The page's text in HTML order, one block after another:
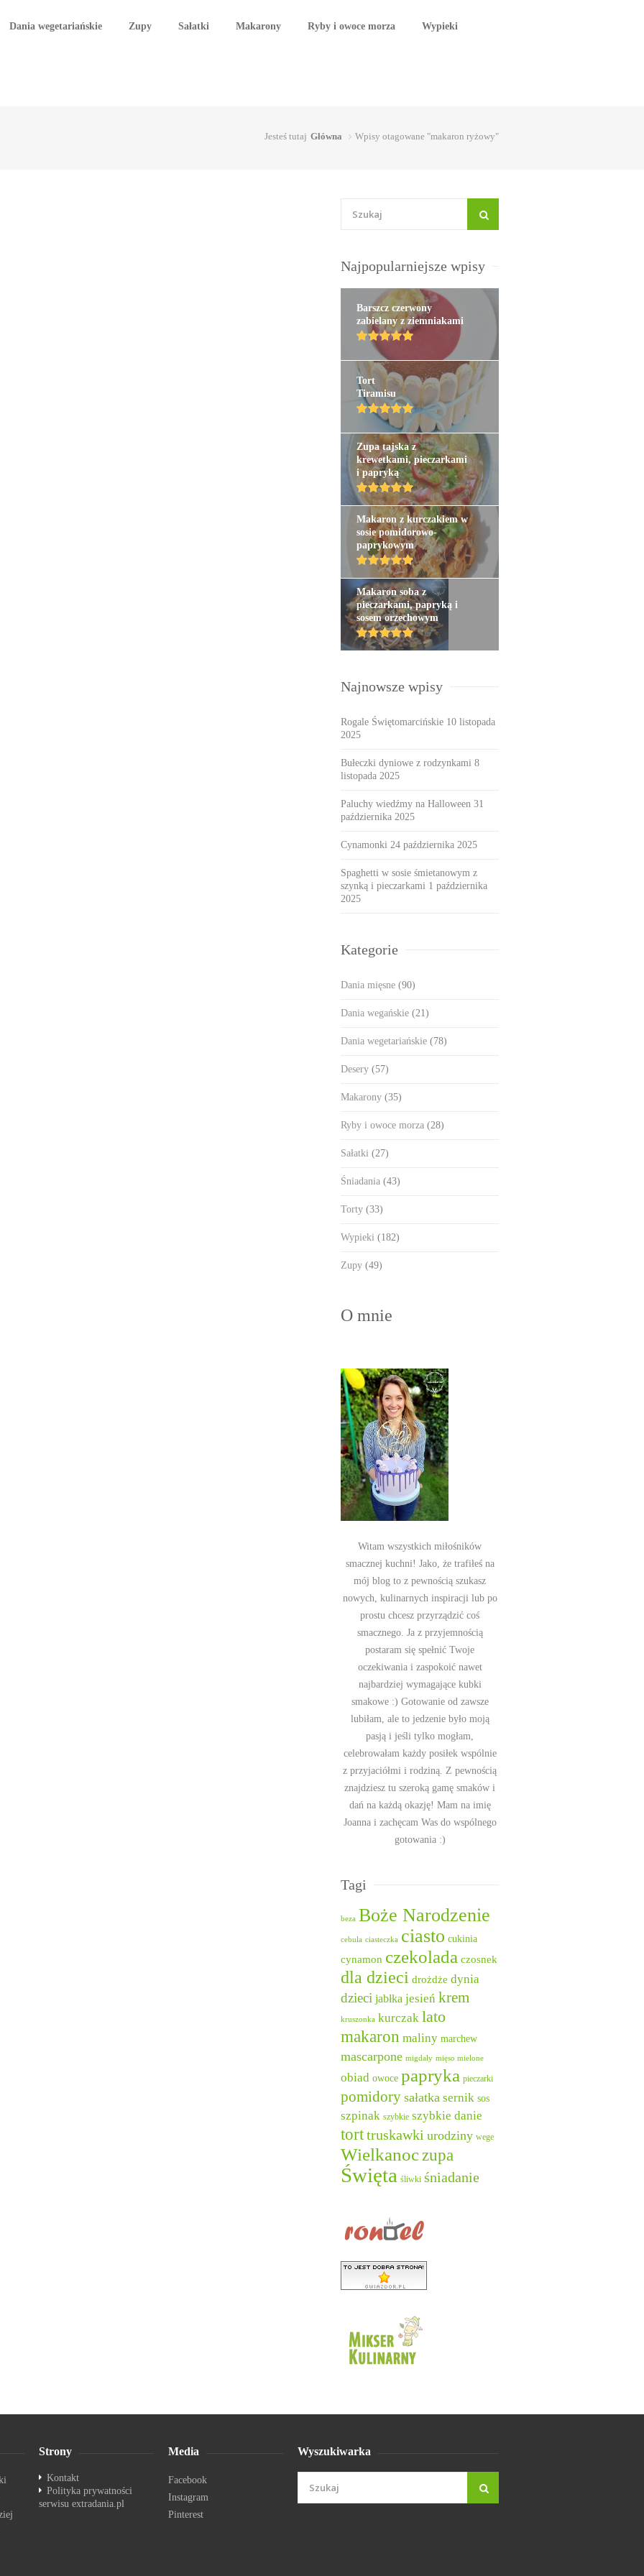
Dania wegetariańskie Zupy Sałatki Makarony Ryby i owoce morza Wypieki
Jesteś tutaj Główna Wpisy otagowane "makaron ryżowy"
Najpopularniejsze wpisy
Barszcz czerwony
zabielany z ziemniakami
Tort
Tiramisu
Zupa tajska z
krewetkami, pieczarkami
i papryką
Makaron z kurczakiem w
sosie pomidorowo-
paprykowym
Makaron soba z
pieczarkami, papryką i
sosem orzechowym
Najnowsze wpisy
Rogale Świętomarcińskie 10 listopada
2025
Bułeczki dyniowe z rodzynkami 8
listopada 2025
Paluchy wiedźmy na Halloween 31
października 2025
Cynamonki 24 października 2025
Spaghetti w sosie śmietanowym z
szynką i pieczarkami 1 października
2025
Kategorie
Dania mięsne (90)
Dania wegańskie (21)
Dania wegetariańskie (78)
Desery (57)
Makarony (35)
Ryby i owoce morza (28)
Sałatki (27)
Śniadania (43)
Torty (33)
Wypieki (182)
Zupy (49)
O mnie
Witam wszystkich miłośników
smacznej kuchni! Jako, że trafiłeś na
mój blog to z pewnością szukasz
nowych, kulinarnych inspiracji lub po
prostu chcesz przyrządzić coś
smacznego. Ja z przyjemnością
postaram się spełnić Twoje
oczekiwania i zaspokoić nawet
najbardziej wymagające kubki
smakowe :) Gotowanie od zawsze
lubiłam, ale to jedzenie było moją
pasją i jeśli tylko mogłam,
celebrowałam każdy posiłek wspólnie
z przyjaciółmi i rodziną. Z pewnością
znajdziesz tu szeroką gamę smaków i
dań na każdą okazję! Mam na imię
Joanna i zachęcam Was do wspólnego
gotowania :)
Tagi
beza Boże Narodzenie
cebula ciasteczka ciasto cukinia
cynamon czekolada czosnek
dla dzieci drożdże dynia
dzieci jabłka jesień krem
kruszonka kurczak lato
makaron maliny marchew
mascarpone migdały mięso mielone
obiad owoce papryka pieczarki
pomidory sałatka sernik sos
szpinak szybkie szybkie danie
torttruskawki urodziny wege
Wielkanoczupa
Święta śliwki śniadanie
Strony
Kontakt
Polityka prywatności
serwisu extradania.pl
Media
Facebook
Instagram
Pinterest
Wyszukiwarka